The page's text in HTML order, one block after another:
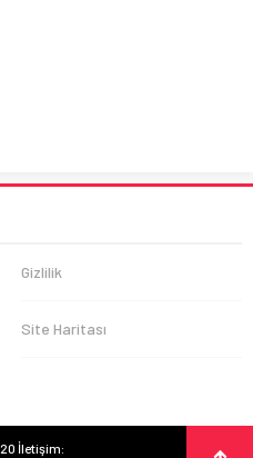
Gizlilik
Site Haritası
İletişim: